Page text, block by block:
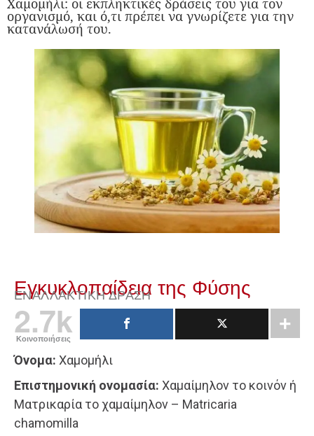
Χαμομήλι: οι εκπληκτικές δράσεις του για τον
οργανισμό, και ό,τι πρέπει να γνωρίζετε για την
κατανάλωσή του.
Εγκυκλοπαίδεια της Φύσης
ΕΝΑΛΛΑΚΤΙΚΉ ΔΡΆΣΗ
2.7k
Κοινοποιήσεις
Όνομα: Χαμομήλι
Επιστημονική ονομασία: Χαμαίμηλον το κοινόν ή
Ματρικαρία το χαμαίμηλον – Matricaria
chamomilla